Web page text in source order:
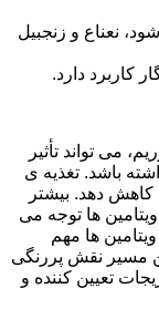
نعناع و زنجبیل
کاربرد دارد.
می تواند تأثیر
باشد. تغذیه ی
کاهش دهد. بیشتر
ها توجه می
ها مهم
مسیر نقش پررنگی
تعیین کننده و